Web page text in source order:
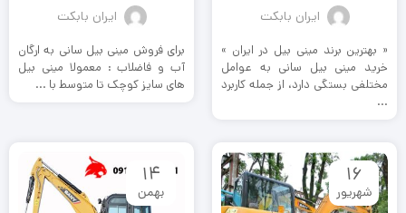
ایران بابکت
« بهترین برند مینی بیل در ایران »
خرید مینی بیل سانی به عوامل
مختلفی بستگی دارد، از جمله کاربرد
...
ایران بابکت
برای فروش مینی بیل سانی به ارگان
آب و فاضلاب : معمولا مینی بیل
های سایز کوچک تا متوسط با ...
16
شهریور
14
بهمن